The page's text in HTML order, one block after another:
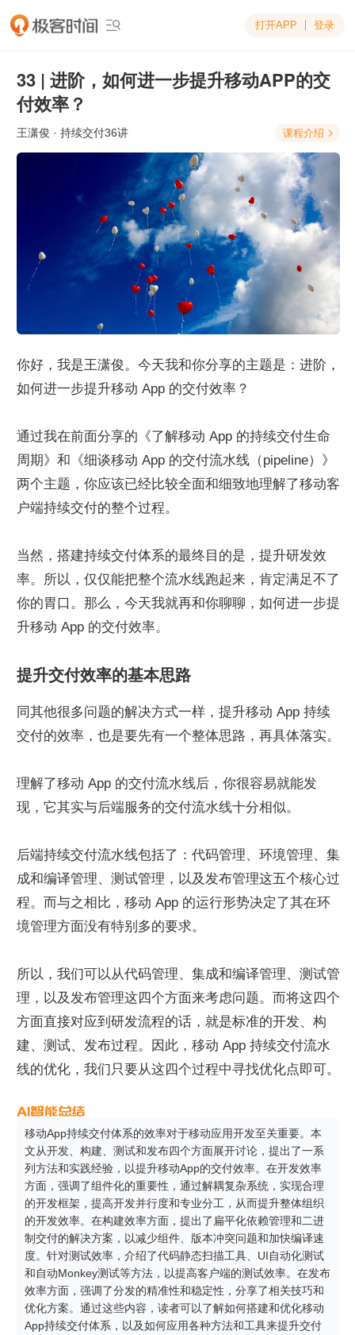
 打开APP 登录
33 | 进阶，如何进一步提升移动APP的交
付效率？
王潇俊 · 持续交付36讲 课程介绍 
你好，我是王潇俊。今天我和你分享的主题是：进阶，
如何进一步提升移动 App 的交付效率？
通过我在前面分享的《了解移动 App 的持续交付生命
周期》和《细谈移动 App 的交付流水线（pipeline）》
两个主题，你应该已经比较全面和细致地理解了移动客
户端持续交付的整个过程。
当然，搭建持续交付体系的最终目的是，提升研发效
率。所以，仅仅能把整个流水线跑起来，肯定满足不了
你的胃口。那么，今天我就再和你聊聊，如何进一步提
升移动 App 的交付效率。
提升交付效率的基本思路
同其他很多问题的解决方式一样，提升移动 App 持续
交付的效率，也是要先有一个整体思路，再具体落实。
理解了移动 App 的交付流水线后，你很容易就能发
现，它其实与后端服务的交付流水线十分相似。
后端持续交付流水线包括了：代码管理、环境管理、集
成和编译管理、测试管理，以及发布管理这五个核心过
程。而与之相比，移动 App 的运行形势决定了其在环
境管理方面没有特别多的要求。
所以，我们可以从代码管理、集成和编译管理、测试管
理，以及发布管理这四个方面来考虑问题。而将这四个
方面直接对应到研发流程的话，就是标准的开发、构
建、测试、发布过程。因此，移动 App 持续交付流水
线的优化，我们只要从这四个过程中寻找优化点即可。
移动App持续交付体系的效率对于移动应用开发至关重要。本
文从开发、构建、测试和发布四个方面展开讨论，提出了一系
列方法和实践经验，以提升移动App的交付效率。在开发效率
方面，强调了组件化的重要性，通过解耦复杂系统，实现合理
的开发框架，提高开发并行度和专业分工，从而提升整体组织
的开发效率。在构建效率方面，提出了扁平化依赖管理和二进
制交付的解决方案，以减少组件、版本冲突问题和加快编译速
度。针对测试效率，介绍了代码静态扫描工具、UI自动化测试
和自动Monkey测试等方法，以提高客户端的测试效率。在发布
效率方面，强调了分发的精准性和稳定性，分享了相关技巧和
优化方案。通过这些内容，读者可以了解如何搭建和优化移动
App持续交付体系，以及如何应用各种方法和工具来提升交付